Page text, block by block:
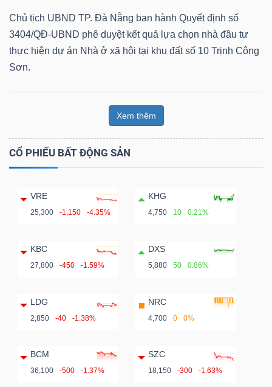
Chủ tịch UBND TP. Đà Nẵng ban hành Quyết định số
3404/QĐ-UBND phê duyệt kết quả lựa chọn nhà đầu tư
thực hiện dự án Nhà ở xã hội tại khu đất số 10 Trịnh Công
Sơn.
Xem thêm
CỔ PHIẾU BẤT ĐỘNG SẢN
VRE
25,300 -1,150 -4.35%
KHG
4,750 10 0.21%
KBC
27,800 -450 -1.59%
DXS
5,880 50 0.86%
LDG
2,850 -40 -1.38%
NRC
4,700 0 0%
BCM
36,100 -500 -1.37%
SZC
18,150 -300 -1.63%